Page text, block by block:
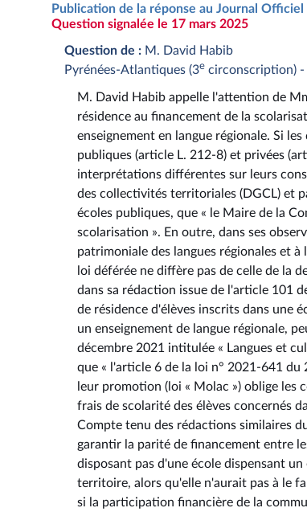
Publication de la réponse au Journal
Question signalée le 17 mars 2025
Question de : M. David Habib
Pyrénées-Atlantiques (3e circonscription) -
M. David Habib appelle l'attention de
résidence au financement de la
enseignement en langue régionale. Si
publiques (article L. 212-8) et privées
interprétations différentes sur leurs
des collectivités territoriales (DGCL) et
écoles publiques, que « le Maire de la
scolarisation ». En outre, dans ses
patrimoniale des langues régionales et
loi déférée ne diffère pas de celle de la
dans sa rédaction issue de l'article 101
de résidence d'élèves inscrits dans une
un enseignement de langue régionale,
décembre 2021 intitulée « Langues et
que « l'article 6 de la loi n° 2021-641
leur promotion (loi « Molac ») oblige les
frais de scolarité des élèves concernés
Compte tenu des rédactions similaires
garantir la parité de financement entre
disposant pas d'une école dispensant
territoire, alors qu'elle n'aurait pas à le
si la participation financière de la